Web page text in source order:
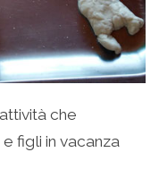
che
figli in vacanza